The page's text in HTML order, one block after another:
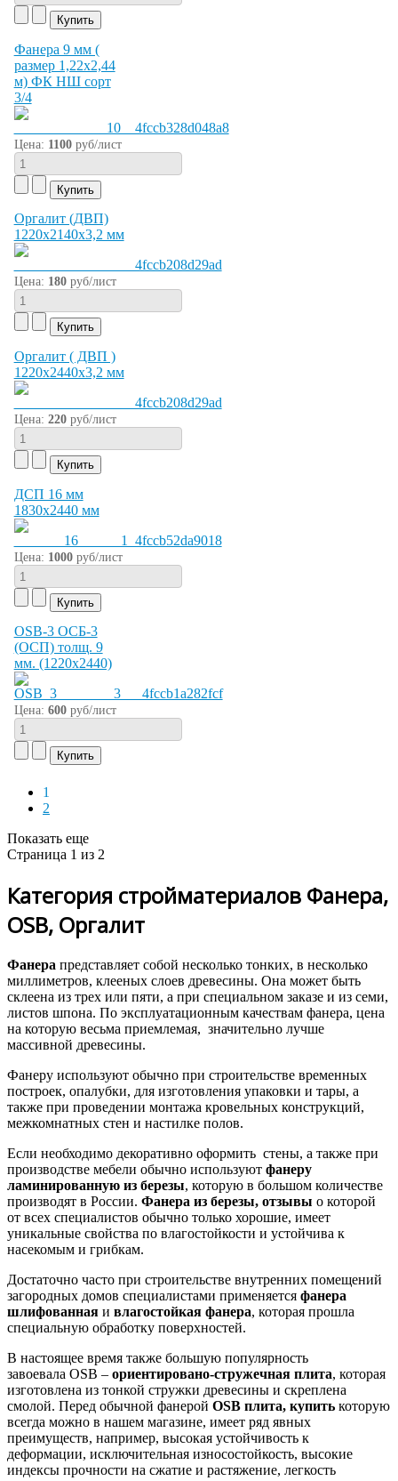
Фанера 9 мм (
размер 1,22х2,44
м) ФК НШ сорт
3/4
Цена: 1100руб/лист
Оргалит (ДВП)
1220х2140х3,2 мм
Цена: 180руб/лист
Оргалит ( ДВП )
1220х2440х3,2 мм
Цена: 220руб/лист
ДСП 16 мм
1830х2440 мм
Цена: 1000руб/лист
OSB-3 ОСБ-3
(ОСП) толщ. 9
мм. (1220х2440)
Цена: 600руб/лист
1
2
Показать еще
Страница 1 из 2
Категория стройматериалов Фанера,
OSB, Оргалит
Фанера представляет собой несколько тонких, в несколько
миллиметров, клееных слоев древесины. Она может быть
склеена из трех или пяти, а при специальном заказе и из семи,
листов шпона. По эксплуатационным качествам фанера, цена
на которую весьма приемлемая, значительно лучше
массивной древесины.
Фанеру используют обычно при строительстве временных
построек, опалубки, для изготовления упаковки и тары, а
также при проведении монтажа кровельных конструкций,
межкомнатных стен и настилке полов.
Если необходимо декоративно оформить стены, а также при
производстве мебели обычно используют фанеру
ламинированную из березы, которую в большом количестве
производят в России. Фанера из березы, отзывы о которой
от всех специалистов обычно только хорошие, имеет
уникальные свойства по влагостойкости и устойчива к
насекомым и грибкам.
Достаточно часто при строительстве внутренних помещений
загородных домов специалистами применяется фанера
шлифованная и влагостойкая фанера, которая прошла
специальную обработку поверхностей.
В настоящее время также большую популярность
завоевала OSB – ориентировано-стружечная плита, которая
изготовлена из тонкой стружки древесины и скреплена
смолой. Перед обычной фанерой OSB плита, купить которую
всегда можно в нашем магазине, имеет ряд явных
преимуществ, например, высокая устойчивость к
деформации, исключительная износостойкость, высокие
индексы прочности на сжатие и растяжение, легкость